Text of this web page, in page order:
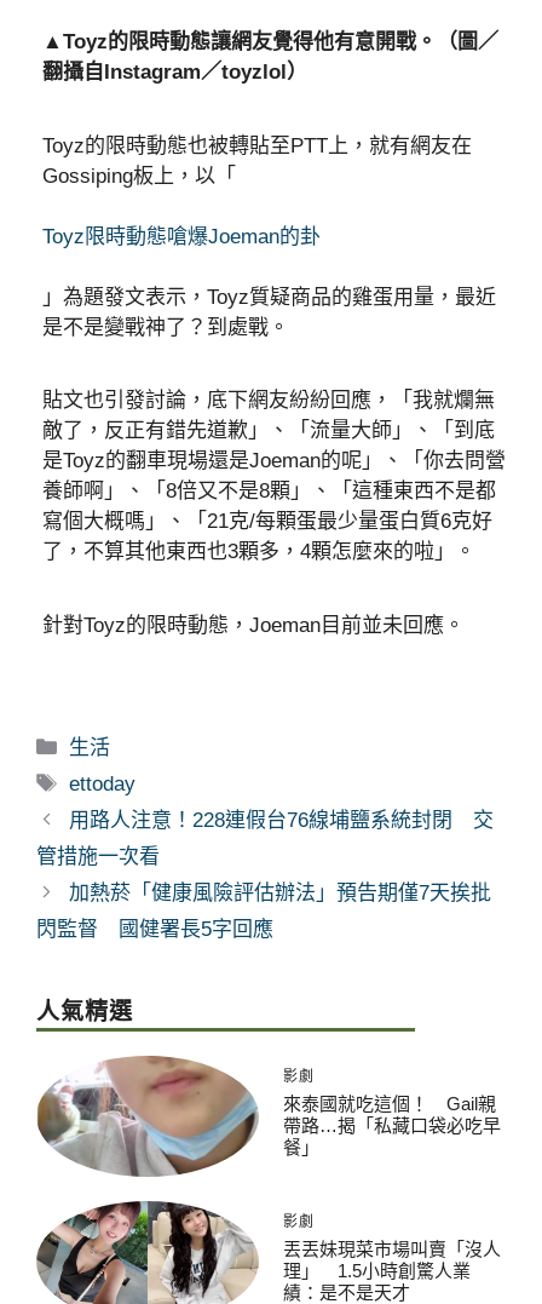
▲Toyz的限時動態讓網友覺得他有意開戰。（圖／
翻攝自Instagram／toyzlol）
Toyz的限時動態也被轉貼至PTT上，就有網友在
Gossiping板上，以「
Toyz限時動態嗆爆Joeman的卦
」為題發文表示，Toyz質疑商品的雞蛋用量，最近
是不是變戰神了？到處戰。
貼文也引發討論，底下網友紛紛回應，「我就爛無
敵了，反正有錯先道歉」、「流量大師」、「到底
是Toyz的翻車現場還是Joeman的呢」、「你去問營
養師啊」、「8倍又不是8顆」、「這種東西不是都
寫個大概嗎」、「21克/每顆蛋最少量蛋白質6克好
了，不算其他東西也3顆多，4顆怎麼來的啦」。
針對Toyz的限時動態，Joeman目前並未回應。
分
類
生活
標
籤
ettoday
用路人注意！228連假台76線埔鹽系統封閉 交
管措施一次看
加熱菸「健康風險評估辦法」預告期僅7天挨批
閃監督 國健署長5字回應
人氣精選
影劇
來泰國就吃這個！ Gail親
帶路…揭「私藏口袋必吃早
餐」
影劇
丟丟妹現菜市場叫賣「沒人
理」 1.5小時創驚人業
績：是不是天才